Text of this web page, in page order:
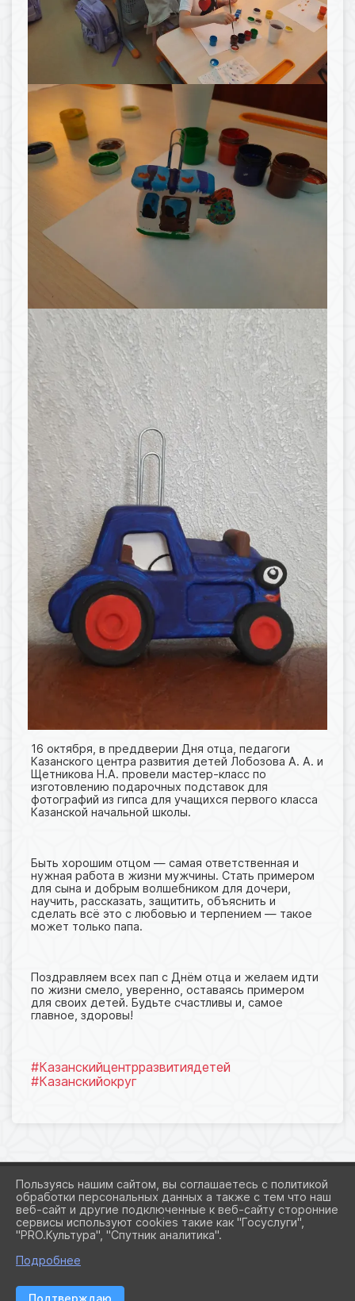
16 октября, в преддверии Дня отца, педагоги
Казанского центра развития детей Лобозова А. А. и
Щетникова Н.А. провели мастер-класс по
изготовлению подарочных подставок для
фотографий из гипса для учащихся первого класса
Казанской начальной школы.
Быть хорошим отцом — самая ответственная и
нужная работа в жизни мужчины. Стать примером
для сына и добрым волшебником для дочери,
научить, рассказать, защитить, объяснить и
сделать всё это с любовью и терпением — такое
может только папа.
Поздравляем всех пап с Днём отца и желаем идти
по жизни смело, уверенно, оставаясь примером
для своих детей. Будьте счастливы и, самое
главное, здоровы!
#Казанскийцентрразвитиядетей
#Казанскийокруг
2026 Г. KAZAN-CRD.RU
ВХОД
КАРТА САЙТА
ПОЛИТИКА ОБРАБОТКИ ПЕРСОНАЛЬНЫХ ДАННЫХ
СДЕЛАНО НА KUBCMS
РАЗРАБОТКА И ПОДДЕРЖКА
Пользуясь нашим сайтом, вы соглашаетесь с политикой
обработки персональных данных а также с тем что наш
веб-сайт и другие подключенные к веб-сайту сторонние
сервисы используют cookies такие как "Госуслуги",
"PRO.Культура", "Спутник аналитика".
Подробнее
Подтверждаю